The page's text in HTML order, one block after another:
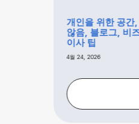
개인을 위한 공간
않음, 블로그, 비
이사 팁
4월 24, 2026